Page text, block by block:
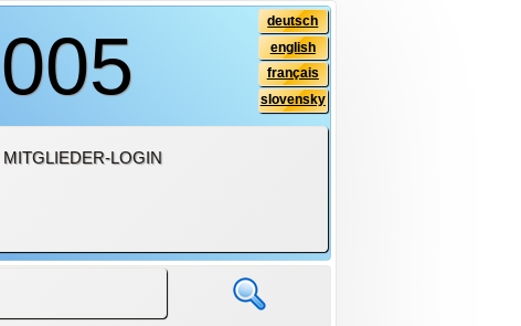
deutsch
english
français
slovensky
MITGLIEDER-LOGIN